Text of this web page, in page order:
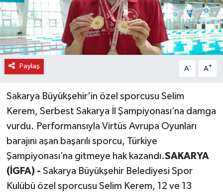
Paylaş A- A+
Sakarya Büyükşehir'in özel sporcusu Selim
Kerem, Serbest Sakarya İl Şampiyonası’na damga
vurdu. Performansıyla Virtüs Avrupa Oyunları
barajını aşan başarılı sporcu, Türkiye
Şampiyonası’na gitmeye hak kazandı.SAKARYA
(İGFA) - Sakarya Büyükşehir Belediyesi Spor
Kulübü özel sporcusu Selim Kerem, 12 ve 13